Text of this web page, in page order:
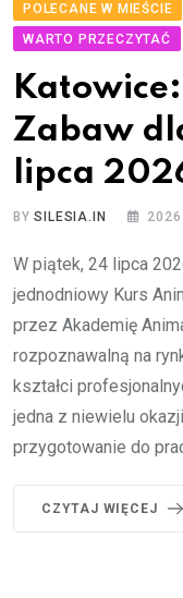
POLECANE W MIEŚCIE
WARTO PRZECZYTAĆ
Zabaw
lipca
BYSILESIA.IN
W piątek, 24 lipca
jednodniowy Kurs
przez Akademię
rozpoznawalną na
kształci
jedna z niewielu
przygotowanie do
CZYTAJ WIĘCEJ